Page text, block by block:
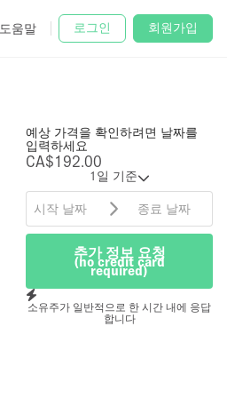
도움말 로그인 회원가입
예상 가격을 확인하려면 날짜를
입력하세요
CA$192.00
1일 기준
추가 정보 요청
(no credit card
required)
소유주가 일반적으로 한 시간 내에 응답
합니다